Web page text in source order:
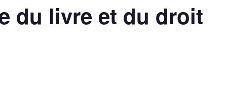
du livre et du droit